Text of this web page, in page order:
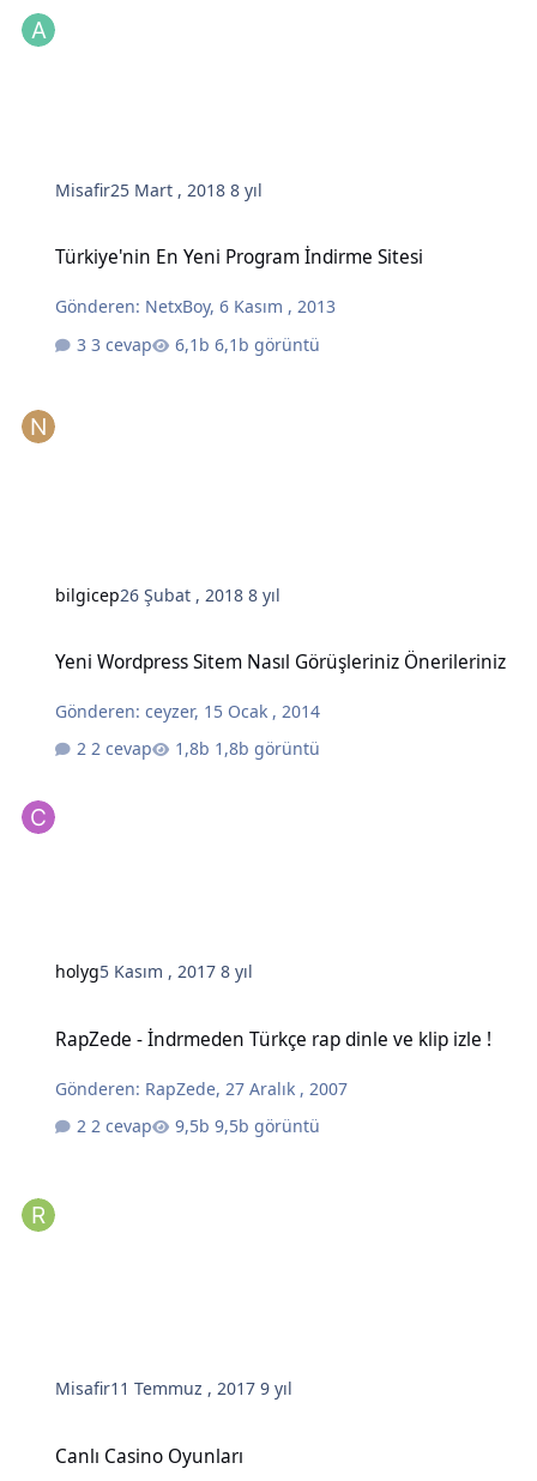
Misafir25 Mart , 20188 yıl
Türkiye'nin En Yeni Program İndirme Sitesi
Gönderen: NetxBoy,6 Kasım , 2013
3 cevap
6,1b görüntü
bilgicep26 Şubat , 20188 yıl
Yeni Wordpress Sitem Nasıl Görüşleriniz Önerileriniz
Gönderen:ceyzer, 15 Ocak , 2014
2 cevap
1,8b görüntü
holyg5 Kasım , 20178 yıl
RapZede - İndrmeden Türkçe rap dinle ve klip izle !
Gönderen: RapZede, 27 Aralık , 2007
2 cevap
9,5b görüntü
Misafir11 Temmuz , 20179 yıl
Canlı Casino Oyunları